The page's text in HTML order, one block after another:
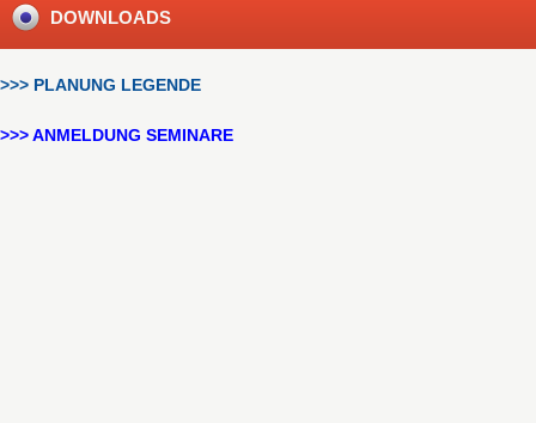
DOWNLOADS
>>> PLANUNG LEGENDE
>>> ANMELDUNG SEMINARE